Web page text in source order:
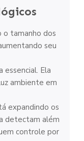
o tamanho dos
seu
essencial. Ela
ambiente em
expandindo os
detectam além
controle por